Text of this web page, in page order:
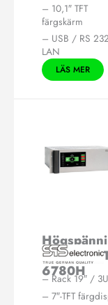
– 10,1″ TFT
färgskärm
– USB / RS
LAN
LÄS MER
provare
6780H
– Rack 19″ / 3U
– 7″-TFT